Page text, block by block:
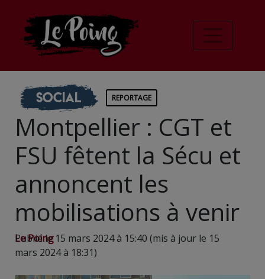
Social REPORTAGE
Montpellier : CGT et
FSU fêtent la Sécu et
annoncent les
mobilisations à venir
Le Poing
Publié le 15 mars 2024 à 15:40 (mis à jour le 15
mars 2024 à 18:31)